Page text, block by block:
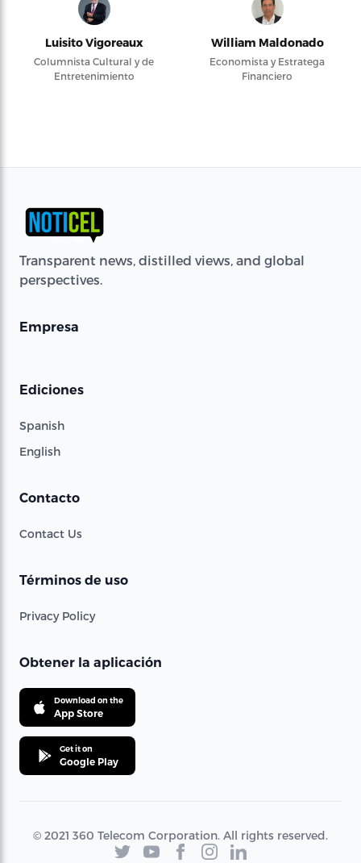
Luisito Vigoreaux
Columnista Cultural y de
Entretenimiento
William Maldonado
Economista y Estratega
Financiero
Transparent news, distilled views, and global
perspectives.
Empresa
Ediciones
Spanish
English
Contacto
Contact Us
Términos de uso
Privacy Policy
Obtener la aplicación
Download on the
App Store
Get it on
Google Play
© 2021 360 Telecom Corporation. All rights reserved.